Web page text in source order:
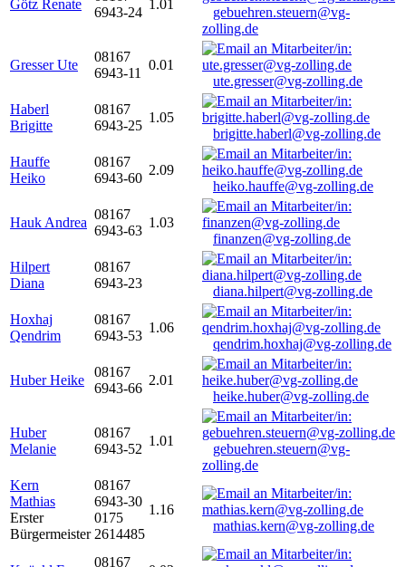
Götz Renate
6943-24
1.01
gebuehren.steuern@vg-
zolling.de
Gresser Ute
08167
6943-11
0.01
ute.gresser@vg-zolling.de
Haberl
Brigitte
08167
6943-25
1.05
brigitte.haberl@vg-zolling.de
Hauffe
Heiko
08167
6943-60
2.09
heiko.hauffe@vg-zolling.de
Hauk Andrea
08167
6943-63
1.03
finanzen@vg-zolling.de
Hilpert
Diana
08167
6943-23
diana.hilpert@vg-zolling.de
Hoxhaj
Qendrim
08167
6943-53
1.06
qendrim.hoxhaj@vg-zolling.de
Huber Heike
08167
6943-66
2.01
heike.huber@vg-zolling.de
Huber
Melanie
08167
6943-52
1.01
gebuehren.steuern@vg-
zolling.de
Kern
Mathias
Erster
Bürgermeister
08167
6943-30
0175
2614485
1.16
mathias.kern@vg-zolling.de
08167